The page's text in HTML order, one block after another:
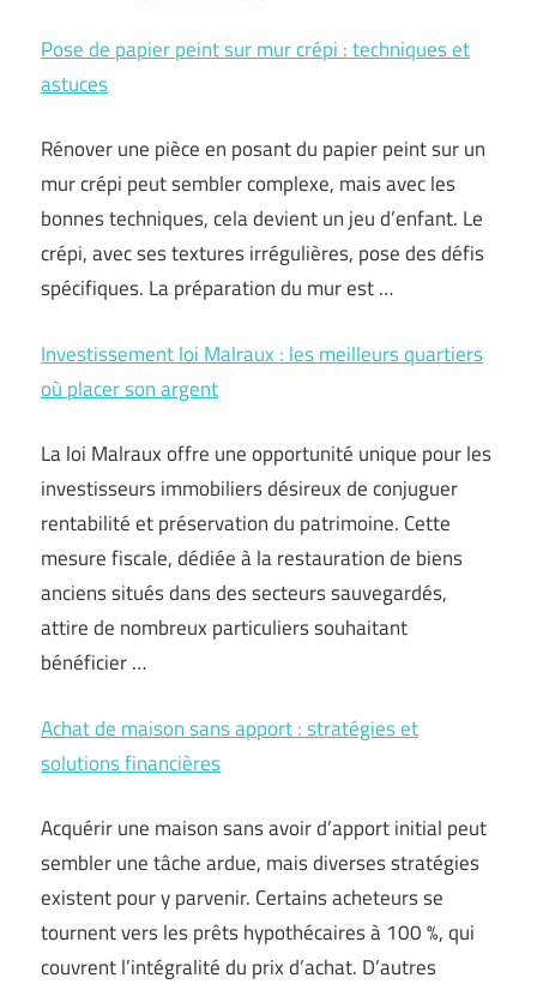
Pose de papier peint sur mur crépi : techniques et
astuces
Rénover une pièce en posant du papier peint sur un
mur crépi peut sembler complexe, mais avec les
bonnes techniques, cela devient un jeu d’enfant. Le
crépi, avec ses textures irrégulières, pose des défis
spécifiques. La préparation du mur est …
Investissement loi Malraux : les meilleurs quartiers
où placer son argent
La loi Malraux offre une opportunité unique pour les
investisseurs immobiliers désireux de conjuguer
rentabilité et préservation du patrimoine. Cette
mesure fiscale, dédiée à la restauration de biens
anciens situés dans des secteurs sauvegardés,
attire de nombreux particuliers souhaitant
bénéficier …
Achat de maison sans apport : stratégies et
solutions financières
Acquérir une maison sans avoir d’apport initial peut
sembler une tâche ardue, mais diverses stratégies
existent pour y parvenir. Certains acheteurs se
tournent vers les prêts hypothécaires à 100 %, qui
couvrent l’intégralité du prix d’achat. D’autres